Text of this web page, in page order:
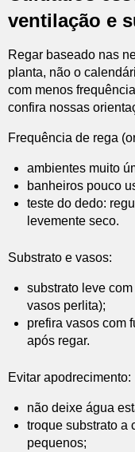
ventilação e
Regar baseado nas
planta, não o
com menos
confira nossas
Frequência de rega
ambientes muito
banheiros pouco
teste do dedo:
levemente seco.
Substrato e vasos:
substrato leve
vasos perlita);
prefira vasos com
após regar.
Evitar apodrecimento:
não deixe água
troque substrato a
pequenos;